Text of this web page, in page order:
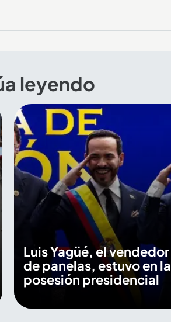
leyendo
Luis Yagüé, el vendedor
de panelas, estuvo en la
posesión presidencial